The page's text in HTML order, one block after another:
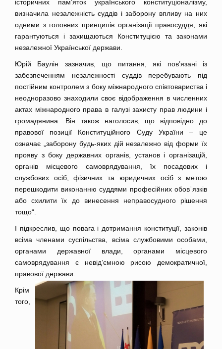
історичних пам’яток українського конституціоналізму,
визначила незалежність суддів і заборону впливу на них
одними з головних принципів організації правосуддя, які
гарантуються і захищаються Конституцією та законами
незалежної Української держави.
Юрій Баулін зазначив, що питання, які пов’язані із
забезпеченням незалежності суддів перебувають під
постійним контролем з боку міжнародного співтовариства і
неодноразово знаходили своє відображення в численних
актах міжнародного права в галузі захисту прав людини і
громадянина. Він також наголосив, що відповідно до
правової позиції Конституційного Суду України – це
означає „заборону будь-яких дій незалежно від форми їх
прояву з боку державних органів, установ і організацій,
органів місцевого самоврядування, їх посадових і
службових осіб, фізичних та юридичних осіб з метою
перешкодити виконанню суддями професійних обов᾿язків
або схилити їх до винесення неправосудного рішення
тощо“.
І підкреслив, що повага і дотримання конституції, законів
всіма членами суспільства, всіма службовими особами,
органами державної влади, органами місцевого
самоврядування є невід’ємною рисою демократичної,
правової держави.
Крім
того,